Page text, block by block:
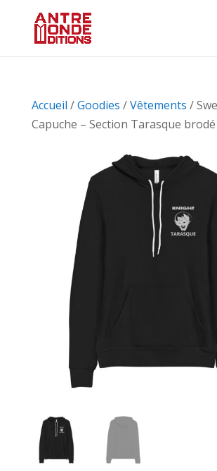
Accueil /Goodies /Vêtements /
Capuche – Section Tarasque brodé